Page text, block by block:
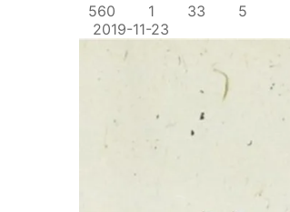
560 1 33
5
2019-11-23